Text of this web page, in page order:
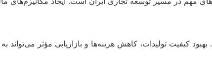
کیفیت تولیدات، کاهش هزینه‌ها و بازاریابی مؤثر